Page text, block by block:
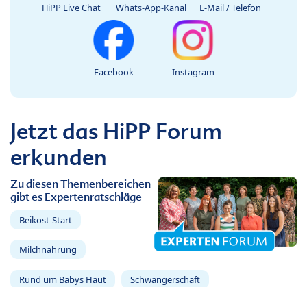
HiPP Live Chat Whats-App-Kanal E-Mail / Telefon
Facebook Instagram
Jetzt das HiPP Forum
erkunden
Zu diesen Themenbereichen
gibt es Expertenratschläge
Beikost-Start
Milchnahrung
Rund um Babys Haut Schwangerschaft